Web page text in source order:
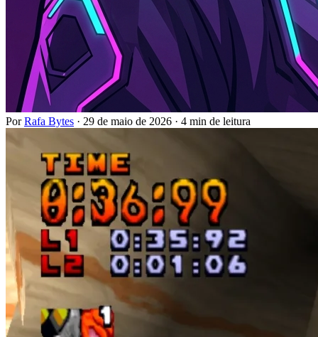
PorRafa Bytes · 29 de maio de 2026 · 4 min de leitura